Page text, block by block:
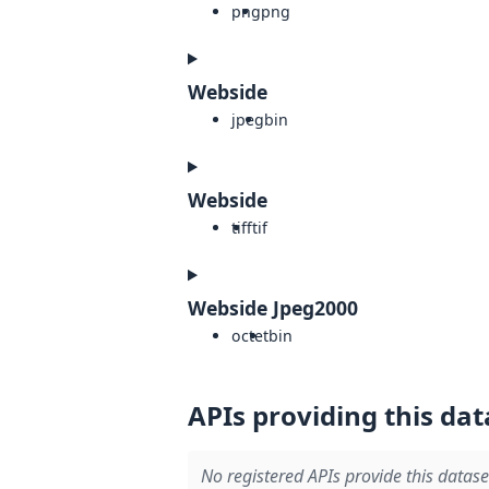
pngpng
Webside
jpegbin
Webside
tifftif
Webside Jpeg2000
octetbin
APIs providing this
No registered APIs provide this